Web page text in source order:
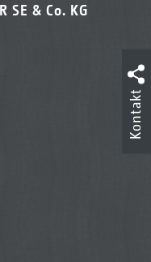
SE & Co. KG
Kontakt